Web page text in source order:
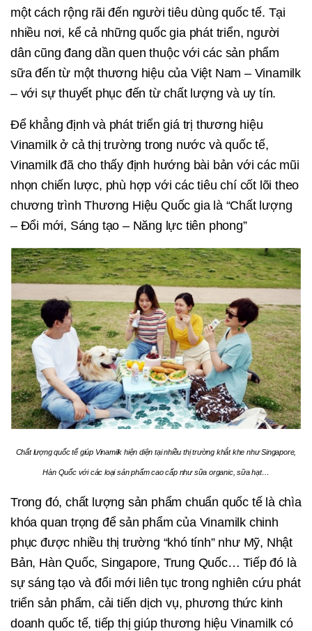
một cách rộng rãi đến người tiêu dùng quốc tế. Tại
nhiều nơi, kể cả những quốc gia phát triển, người
dân cũng đang dần quen thuộc với các sản phẩm
sữa đến từ một thương hiệu của Việt Nam – Vinamilk
– với sự thuyết phục đến từ chất lượng và uy tín.
Để khẳng định và phát triển giá trị thương hiệu
Vinamilk ở cả thị trường trong nước và quốc tế,
Vinamilk đã cho thấy định hướng bài bản với các mũi
nhọn chiến lược, phù hợp với các tiêu chí cốt lõi theo
chương trình Thương Hiệu Quốc gia là “Chất lượng
– Đổi mới, Sáng tạo – Năng lực tiên phong”
Chất lượng quốc tế giúp Vinamilk hiện diện tại nhiều thị trường khắt khe như Singapore,
Hàn Quốc với các loại sản phẩm cao cấp như sữa organic, sữa hạt…
Trong đó, chất lượng sản phẩm chuẩn quốc tế là chìa
khóa quan trọng để sản phẩm của Vinamilk chinh
phục được nhiều thị trường “khó tính” như Mỹ, Nhật
Bản, Hàn Quốc, Singapore, Trung Quốc… Tiếp đó là
sự sáng tạo và đổi mới liên tục trong nghiên cứu phát
triển sản phẩm, cải tiến dịch vụ, phương thức kinh
doanh quốc tế, tiếp thị giúp thương hiệu Vinamilk có